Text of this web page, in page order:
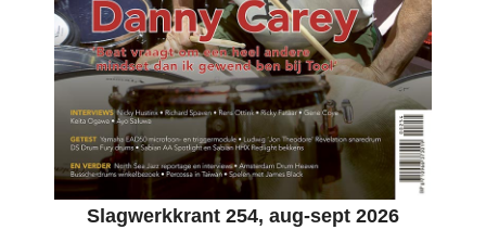
Slagwerkkrant 254, aug-sept 2026